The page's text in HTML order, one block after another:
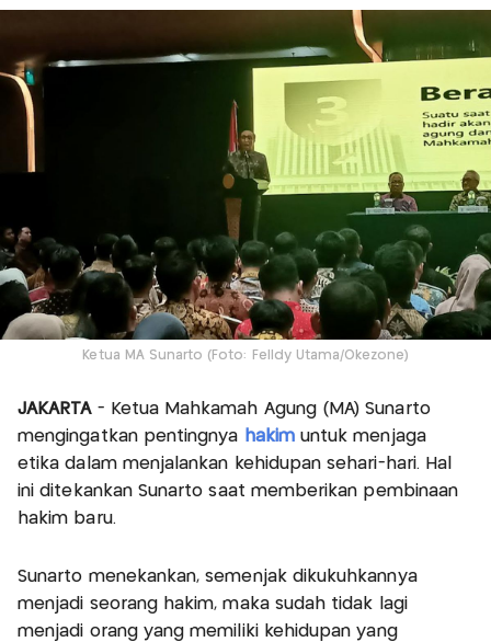
Ketua MA Sunarto (Foto: Felldy Utama/Okezone)
JAKARTA - Ketua Mahkamah Agung (MA) Sunarto
mengingatkan pentingnya hakim untuk menjaga
etika dalam menjalankan kehidupan sehari-hari. Hal
ini ditekankan Sunarto saat memberikan pembinaan
hakim baru.
Sunarto menekankan, semenjak dikukuhkannya
menjadi seorang hakim, maka sudah tidak lagi
menjadi orang yang memiliki kehidupan yang